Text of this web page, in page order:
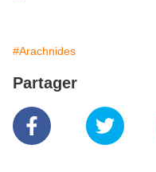
#Arachnides
Partager